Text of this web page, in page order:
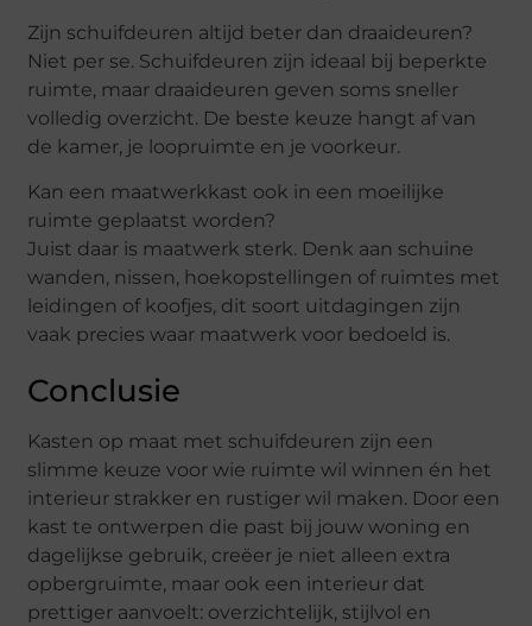
Zijn schuifdeuren altijd beter dan draaideuren?
Niet per se. Schuifdeuren zijn ideaal bij beperkte
ruimte, maar draaideuren geven soms sneller
volledig overzicht. De beste keuze hangt af van
de kamer, je loopruimte en je voorkeur.
Kan een maatwerkkast ook in een moeilijke
ruimte geplaatst worden?
Juist daar is maatwerk sterk. Denk aan schuine
wanden, nissen, hoekopstellingen of ruimtes met
leidingen of koofjes, dit soort uitdagingen zijn
vaak precies waar maatwerk voor bedoeld is.
Conclusie
Kasten op maat met schuifdeuren zijn een
slimme keuze voor wie ruimte wil winnen én het
interieur strakker en rustiger wil maken. Door een
kast te ontwerpen die past bij jouw woning en
dagelijkse gebruik, creëer je niet alleen extra
opbergruimte, maar ook een interieur dat
prettiger aanvoelt: overzichtelijk, stijlvol en